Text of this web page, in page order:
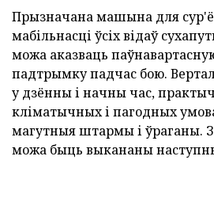
Прызначана машына для
мабільнасці ўсіх відаў
можа аказваць
падтрымку падчас бою.
у дзённы і начны час,
кліматычных і пагодных
магутныя штармы і ўраганы.
можа быць выкананы